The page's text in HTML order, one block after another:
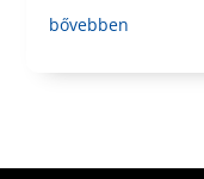
bővebben